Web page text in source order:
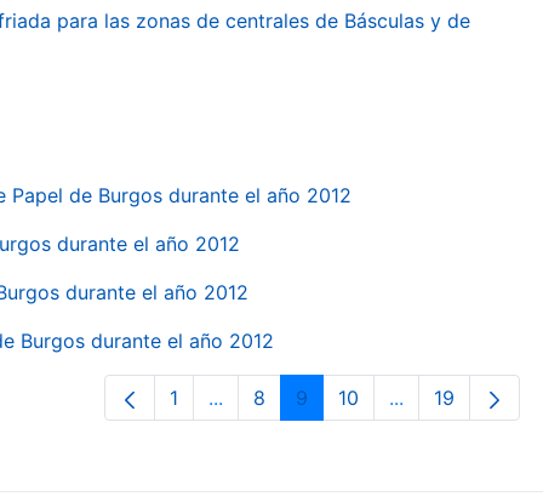
para las zonas de centrales de Básculas y de
de Burgos durante el año 2012
durante el año 2012
durante el año 2012
Burgos durante el año 2012
Page
1 ...Intermediate Pages Use TAB to
Page
8 Page
9 Page
10 ...Intermediate
Page
19